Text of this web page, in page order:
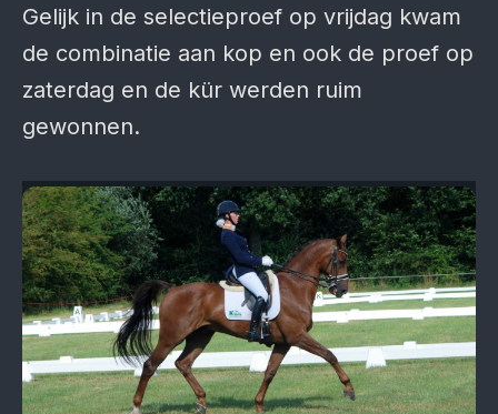
Gelijk in de selectieproef op vrijdag kwam
de combinatie aan kop en ook de proef op
zaterdag en de kür werden ruim
gewonnen.